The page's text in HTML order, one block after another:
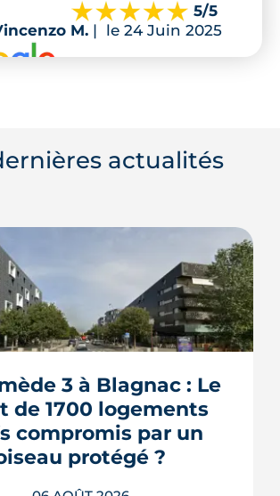
5/5
M. | le 24 Juin 2025
actualités
3 à Blagnac : Le
de 1700 logements
compromis par un
protégé ?